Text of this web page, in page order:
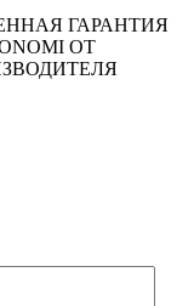
ГАРАНТИЯ
ОТ